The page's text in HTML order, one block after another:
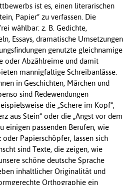
ist es, einen literarischen
Papier“ zu verfassen. Die
wählbar: z. B. Gedichte,
Essays, dramatische Umsetzungen
genutzte gleichnamige
oder Abzählreime und damit
mannigfaltige Schreibanlässe.
in Geschichten, Märchen und
sind Redewendungen
die „Schere im Kopf“,
aus Stein“ oder die „Angst vor dem
einigen passenden Berufen, wie
Papierschöpfer, lassen sich
sind Texte, die zeigen, wie
schöne deutsche Sprache
inhaltlicher Originalität und
Orthographie ein